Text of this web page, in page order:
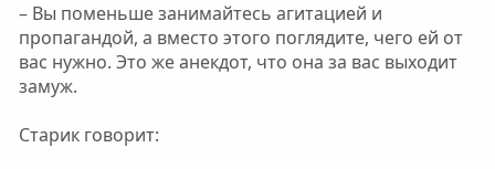
– Вы поменьше занимайтесь агитацией и
пропагандой, а вместо этого поглядите, чего ей от
вас нужно. Это же анекдот, что она за вас выходит
замуж.
Старик говорит: